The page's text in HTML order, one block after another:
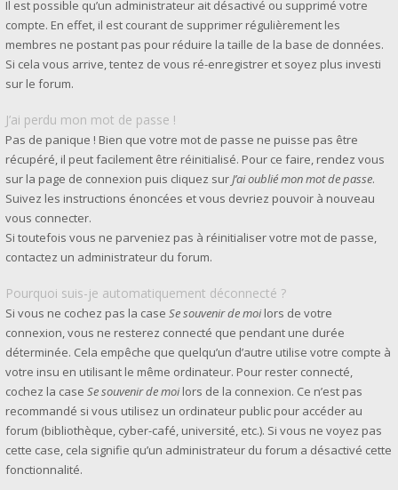
Il est possible qu’un administrateur ait désactivé ou supprimé votre
compte. En effet, il est courant de supprimer régulièrement les
membres ne postant pas pour réduire la taille de la base de données.
Si cela vous arrive, tentez de vous ré-enregistrer et soyez plus investi
sur le forum.
J’ai perdu mon mot de passe !
Pas de panique ! Bien que votre mot de passe ne puisse pas être
récupéré, il peut facilement être réinitialisé. Pour ce faire, rendez vous
sur la page de connexion puis cliquez surJ’ai oublié mon mot de passe.
Suivez les instructions énoncées et vous devriez pouvoir à nouveau
vous connecter.
Si toutefois vous ne parveniez pas à réinitialiser votre mot de passe,
contactez un administrateur du forum.
Pourquoi suis-je automatiquement déconnecté ?
Si vous ne cochez pas la case Se souvenir de moilors de votre
connexion, vous ne resterez connecté que pendant une durée
déterminée. Cela empêche que quelqu’un d’autre utilise votre compte à
votre insu en utilisant le même ordinateur. Pour rester connecté,
cochez la case Se souvenir de moilors de la connexion. Ce n’est pas
recommandé si vous utilisez un ordinateur public pour accéder au
forum (bibliothèque, cyber-café, université, etc.). Si vous ne voyez pas
cette case, cela signifie qu’un administrateur du forum a désactivé cette
fonctionnalité.